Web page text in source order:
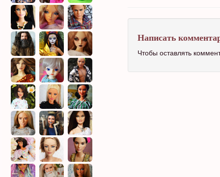
Написать
Чтобы оставлять